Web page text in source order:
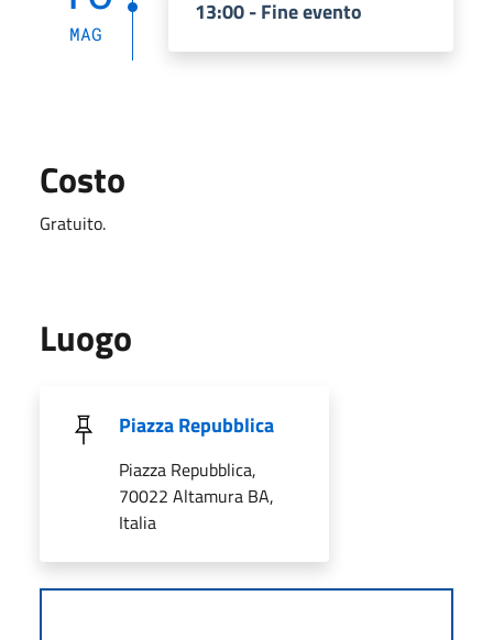
MAG
13:00 - Fine evento
Costo
Gratuito.
Luogo
Piazza Repubblica
Piazza Repubblica,
70022 Altamura BA,
Italia